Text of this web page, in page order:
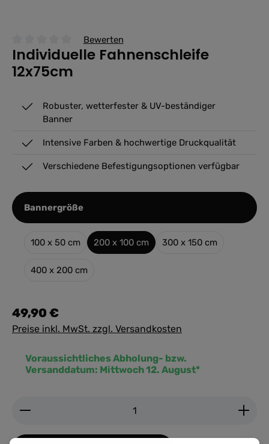
Durchschnittliche Bewertung von 0 von 5 Sternen
Bewerten
Individuelle Fahnenschleife
12x75cm
Robuster, wetterfester & UV-beständiger
Banner
Intensive Farben & hochwertige Druckqualität
Verschiedene Befestigungsoptionen verfügbar
Bannergrößeauswählen
100 x 50 cm 200 x 100 cm 300 x 150 cm
400 x 200 cm
Produkt Anzahl: Gib den gewünschten Wert ein
Voraussichtliches Abholung- bzw.
Versanddatum: Mittwoch 12. August*
49,90 €
Preise inkl. MwSt. zzgl. Versandkosten